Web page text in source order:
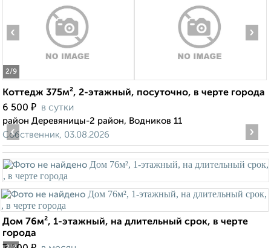
2/9
‹ ›
Коттедж 375м², 2-этажный, посуточно, в черте города
6 500 ₽ в сутки
район Деревяницы-2 район, Водников 11
Собственник, 03.08.2026
‹ ›
Дом 76м², 1-этажный, на длительный срок, в черте
города